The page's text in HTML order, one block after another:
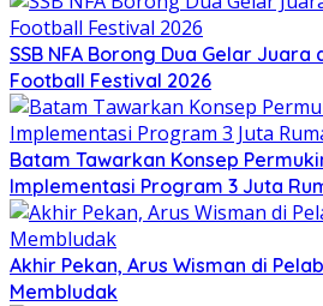
SSB NFA Borong Dua Gelar
Football Festival 2026
Batam Tawarkan Konsep
Implementasi Program 3 Juta
Akhir Pekan, Arus Wisman di
Membludak